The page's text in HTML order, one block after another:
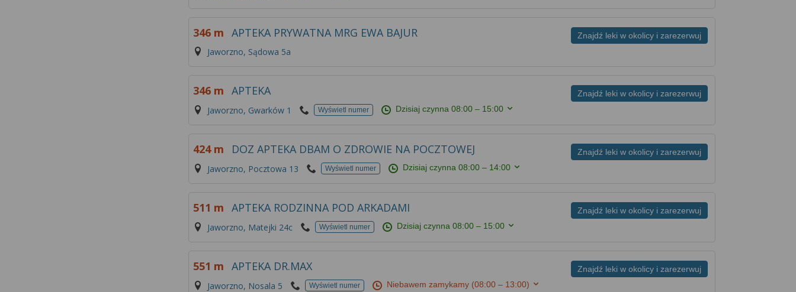
Znajdź leki w okolicy i zarezerwuj
346 m APTEKA PRYWATNA MRG EWA BAJUR
Jaworzno, Sądowa 5a
Znajdź leki w okolicy i zarezerwuj
346 m APTEKA
Jaworzno, Gwarków 1 Wyświetl numer Dzisiaj czynna08:00 – 15:00
Znajdź leki w okolicy i zarezerwuj
424 m DOZ APTEKA DBAM O ZDROWIE NA POCZTOWEJ
Jaworzno, Pocztowa 13 Wyświetl numer Dzisiaj czynna08:00 – 14:00
Znajdź leki w okolicy i zarezerwuj
511 m APTEKA RODZINNA POD ARKADAMI
Jaworzno, Matejki 24c Wyświetl numer Dzisiaj czynna08:00 – 15:00
Znajdź leki w okolicy i zarezerwuj
551 m APTEKA DR.MAX
Jaworzno, Nosala 5 Wyświetl numer Niebawem zamykamy (08:00 – 13:00)